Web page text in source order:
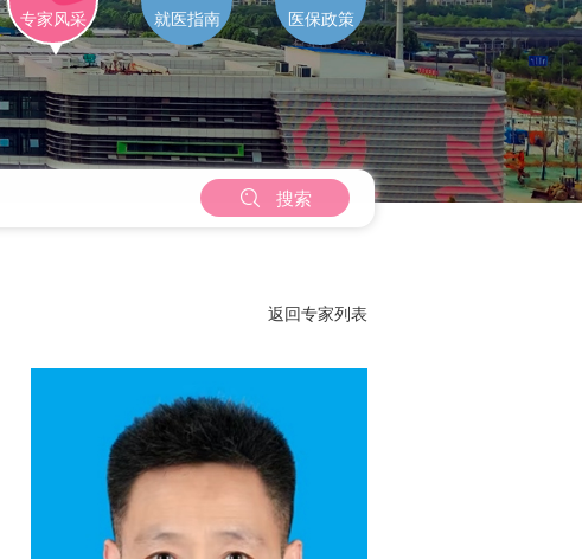
 搜索
专家风采 就医指南 医保政策
返回专家列表